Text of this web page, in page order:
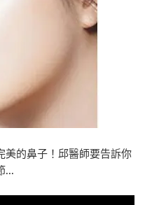
美的鼻子！邱醫師要告訴你
..­.